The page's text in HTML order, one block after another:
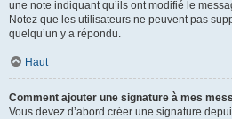
une note indiquant qu’ils ont modifié le
Notez que les utilisateurs ne peuvent pas
quelqu’un y a répondu.
Haut
Comment ajouter une signature à mes
Vous devez d’abord créer une signature